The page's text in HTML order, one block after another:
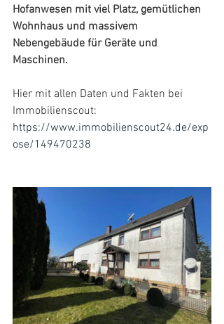
Hofanwesen mit viel Platz, gemütlichen
Wohnhaus und massivem
Nebengebäude für Geräte und
Maschinen.
Hier mit allen Daten und Fakten bei
Immobilienscout:
https://www.immobilienscout24.de/exp
ose/149470238